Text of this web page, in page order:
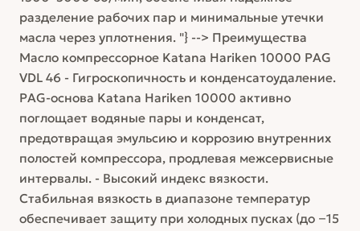
разделение рабочих пар и минимальные утечки
масла через уплотнения. "} --> Преимущества
Масло компрессорное Katana Hariken 10000 PAG
VDL 46 - Гигроскопичность и конденсатоудаление.
PAG-основа Katana Hariken 10000 активно
поглощает водяные пары и конденсат,
предотвращая эмульсию и коррозию внутренних
полостей компрессора, продлевая межсервисные
интервалы. - Высокий индекс вязкости.
Стабильная вязкость в диапазоне температур
обеспечивает защиту при холодных пусках (до −15